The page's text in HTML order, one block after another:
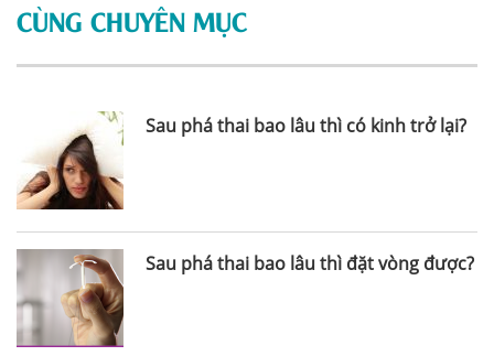
CÙNG CHUYÊN MỤC
Sau phá thai bao lâu thì có kinh trở lại?
Sau phá thai bao lâu thì đặt vòng được?